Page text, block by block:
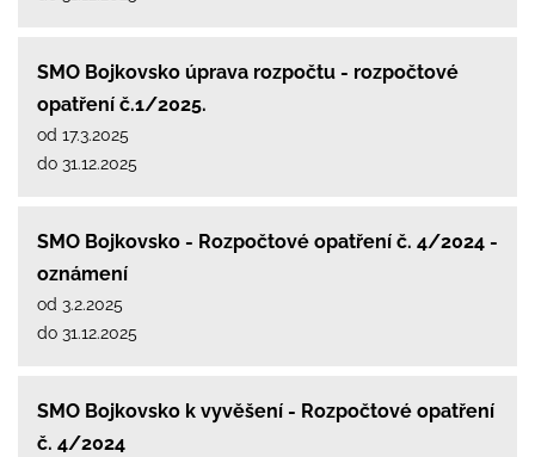
SMO Bojkovsko úprava rozpočtu - rozpočtové
opatření č.1/2025.
od 17.3.2025
do 31.12.2025
SMO Bojkovsko - Rozpočtové opatření č. 4/2024 -
oznámení
od 3.2.2025
do 31.12.2025
SMO Bojkovsko k vyvěšení - Rozpočtové opatření
č. 4/2024